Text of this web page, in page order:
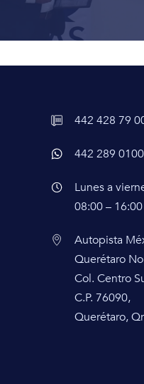
442 428 79
442 289 0100
Lunes a
08:00 –
Autopista
Querétaro
Col. Centro
C.P. 76090,
Querétaro,